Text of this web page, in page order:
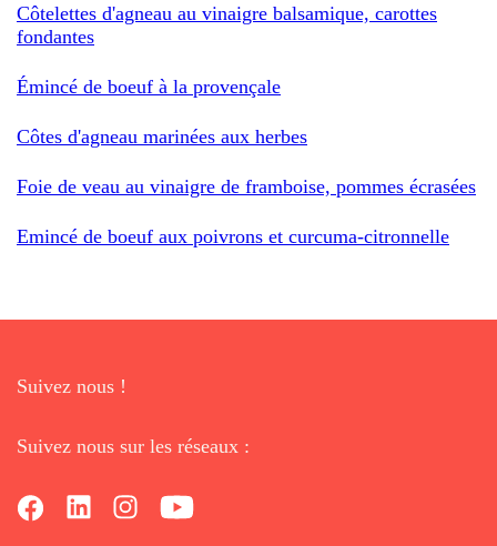
Côtelettes d'agneau au vinaigre balsamique, carottes
fondantes
Émincé de boeuf à la provençale
Côtes d'agneau marinées aux herbes
Foie de veau au vinaigre de framboise, pommes écrasées
Emincé de boeuf aux poivrons et curcuma-citronnelle
Suivez nous !
Suivez nous sur les réseaux :